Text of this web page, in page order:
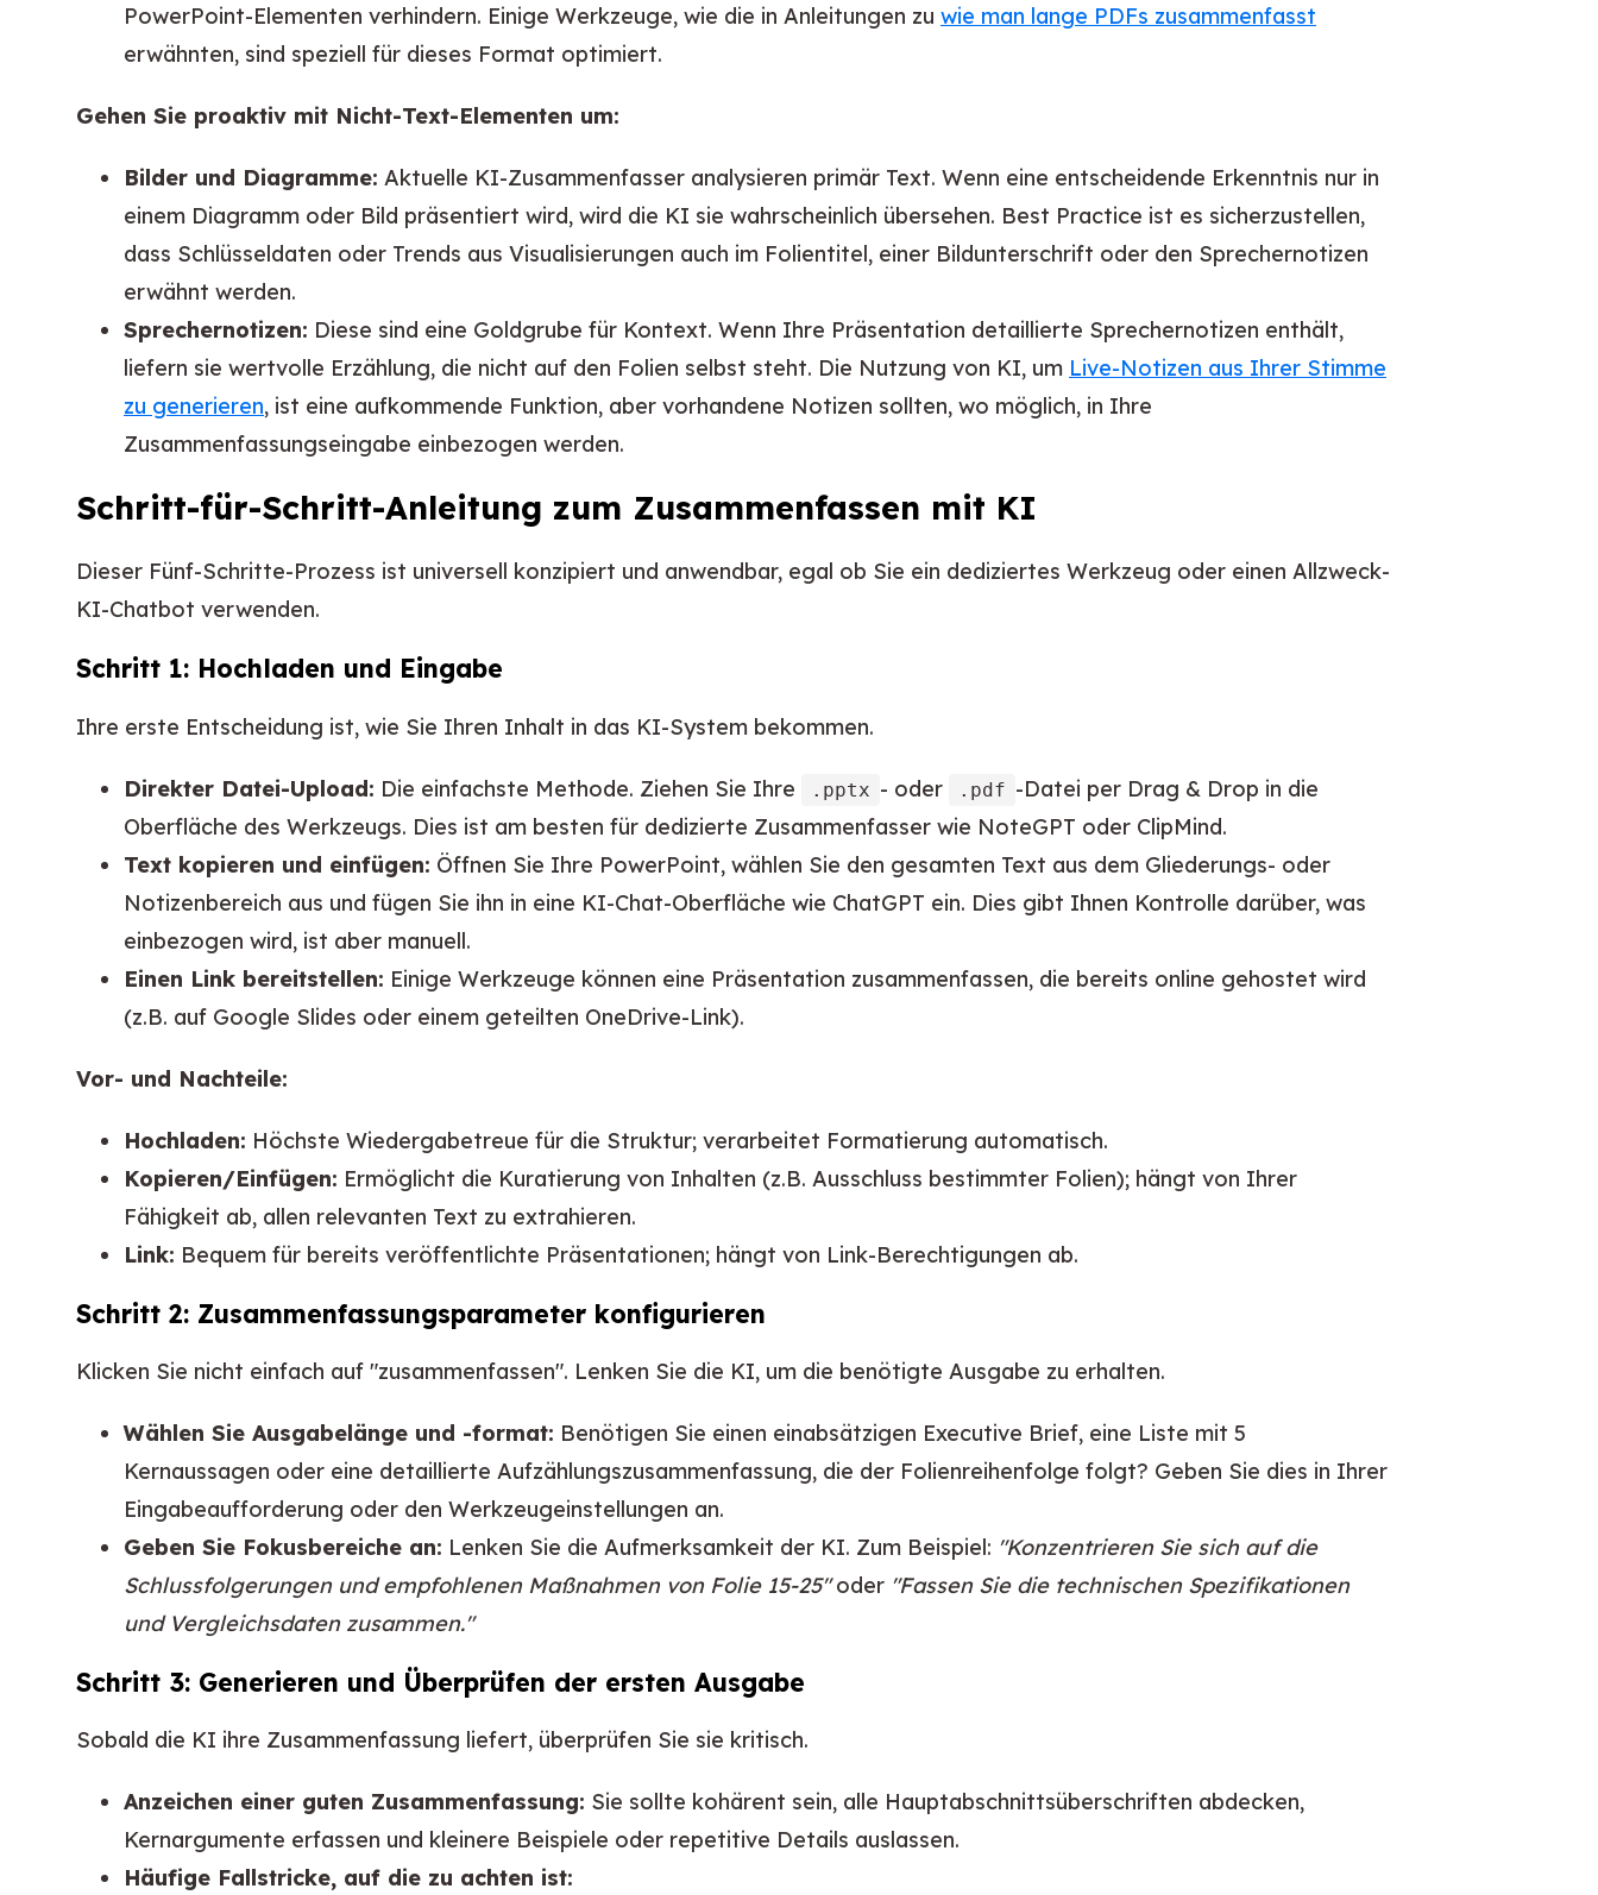
PowerPoint-Elementen verhindern. Einige Werkzeuge, wie die in Anleitungen zu wie man lange PDFs zusammenfasst
erwähnten, sind speziell für dieses Format optimiert.
Gehen Sie proaktiv mit Nicht-Text-Elementen um:
Bilder und Diagramme: Aktuelle KI-Zusammenfasser analysieren primär Text. Wenn eine entscheidende Erkenntnis nur in
einem Diagramm oder Bild präsentiert wird, wird die KI sie wahrscheinlich übersehen. Best Practice ist es sicherzustellen,
dass Schlüsseldaten oder Trends aus Visualisierungen auch im Folientitel, einer Bildunterschrift oder den Sprechernotizen
erwähnt werden.
Sprechernotizen: Diese sind eine Goldgrube für Kontext. Wenn Ihre Präsentation detaillierte Sprechernotizen enthält,
liefern sie wertvolle Erzählung, die nicht auf den Folien selbst steht. Die Nutzung von KI, um Live-Notizen aus Ihrer Stimme
zu generieren, ist eine aufkommende Funktion, aber vorhandene Notizen sollten, wo möglich, in Ihre
Zusammenfassungseingabe einbezogen werden.
Schritt-für-Schritt-Anleitung zum Zusammenfassen mit KI
Dieser Fünf-Schritte-Prozess ist universell konzipiert und anwendbar, egal ob Sie ein dediziertes Werkzeug oder einen Allzweck-
KI-Chatbot verwenden.
Schritt 1: Hochladen und Eingabe
Ihre erste Entscheidung ist, wie Sie Ihren Inhalt in das KI-System bekommen.
Direkter Datei-Upload: Die einfachste Methode. Ziehen Sie Ihre .pptx - oder .pdf -Datei per Drag & Drop in die
Oberfläche des Werkzeugs. Dies ist am besten für dedizierte Zusammenfasser wie NoteGPT oder ClipMind.
Text kopieren und einfügen: Öffnen Sie Ihre PowerPoint, wählen Sie den gesamten Text aus dem Gliederungs- oder
Notizenbereich aus und fügen Sie ihn in eine KI-Chat-Oberfläche wie ChatGPT ein. Dies gibt Ihnen Kontrolle darüber, was
einbezogen wird, ist aber manuell.
Einen Link bereitstellen: Einige Werkzeuge können eine Präsentation zusammenfassen, die bereits online gehostet wird
(z.B. auf Google Slides oder einem geteilten OneDrive-Link).
Vor- und Nachteile:
Hochladen: Höchste Wiedergabetreue für die Struktur; verarbeitet Formatierung automatisch.
Kopieren/Einfügen: Ermöglicht die Kuratierung von Inhalten (z.B. Ausschluss bestimmter Folien); hängt von Ihrer
Fähigkeit ab, allen relevanten Text zu extrahieren.
Link: Bequem für bereits veröffentlichte Präsentationen; hängt von Link-Berechtigungen ab.
Schritt 2: Zusammenfassungsparameter konfigurieren
Klicken Sie nicht einfach auf "zusammenfassen". Lenken Sie die KI, um die benötigte Ausgabe zu erhalten.
Wählen Sie Ausgabelänge und -format: Benötigen Sie einen einabsätzigen Executive Brief, eine Liste mit 5
Kernaussagen oder eine detaillierte Aufzählungszusammenfassung, die der Folienreihenfolge folgt? Geben Sie dies in Ihrer
Eingabeaufforderung oder den Werkzeugeinstellungen an.
Geben Sie Fokusbereiche an: Lenken Sie die Aufmerksamkeit der KI. Zum Beispiel: "Konzentrieren Sie sich auf die
Schlussfolgerungen und empfohlenen Maßnahmen von Folie 15-25"oder "Fassen Sie die technischen Spezifikationen
und Vergleichsdaten zusammen."
Schritt 3: Generieren und Überprüfen der ersten Ausgabe
Sobald die KI ihre Zusammenfassung liefert, überprüfen Sie sie kritisch.
Anzeichen einer guten Zusammenfassung: Sie sollte kohärent sein, alle Hauptabschnittsüberschriften abdecken,
Kernargumente erfassen und kleinere Beispiele oder repetitive Details auslassen.
Häufige Fallstricke, auf die zu achten ist: